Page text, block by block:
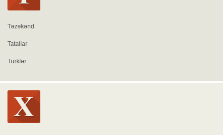
Təzəkənd
Tatallar
Türklər